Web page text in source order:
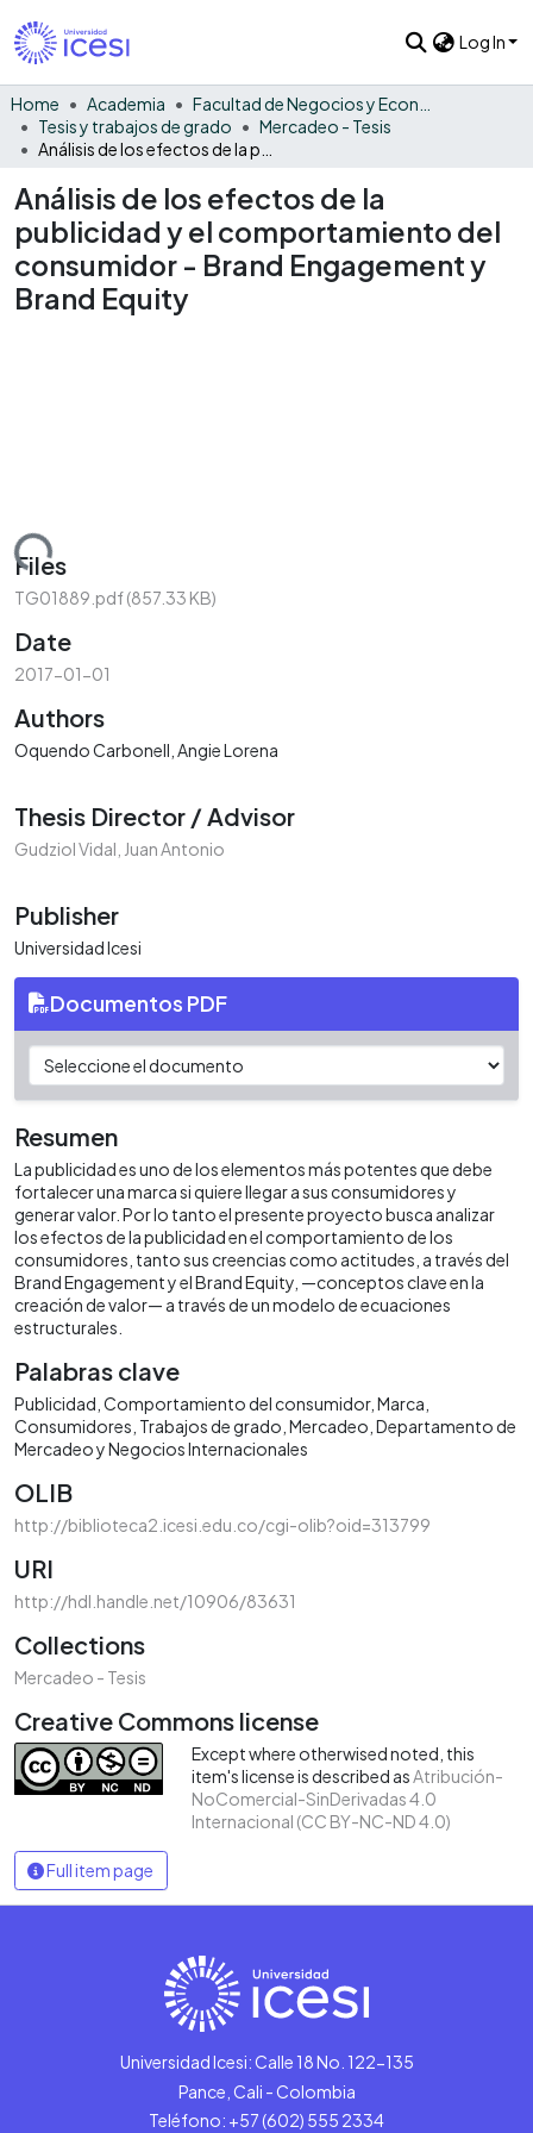
Log In
Home Academia
Tesis y trabajos de grado
Mercadeo - Tesis
Análisis de los efectos de la
publicidad y el comportamiento del
consumidor - Brand Engagement y
Brand Equity
Files
TG01889.pdf(857.33 KB)
Date
2017-01-01
Authors
Oquendo Carbonell, Angie Lorena
Thesis Director / Advisor
Gudziol Vidal, Juan Antonio
Publisher
Universidad Icesi
Documentos PDF
Resumen
La publicidad es uno de los elementos más potentes que debe
fortalecer una marca si quiere llegar a sus consumidores y
generar valor. Por lo tanto el presente proyecto busca analizar
los efectos de la publicidad en el comportamiento de los
consumidores, tanto sus creencias como actitudes, a través del
Brand Engagement y el Brand Equity, —conceptos clave en la
creación de valor— a través de un modelo de ecuaciones
estructurales.
Palabras clave
Publicidad Comportamiento del consumidor Marca
Consumidores Trabajos de grado Mercadeo Departamento de
Mercadeo y Negocios Internacionales
OLIB
http://biblioteca2.icesi.edu.co/cgi-olib?oid=313799
URI
http://hdl.handle.net/10906/83631
Collections
Mercadeo - Tesis
Creative Commons license
Except where otherwised noted, this
item's license is described asAtribución-
NoComercial-SinDerivadas 4.0
Internacional (CC BY-NC-ND 4.0)
Full item page
Universidad Icesi: Calle 18 No. 122-135
Pance, Cali - Colombia
Teléfono: +57 (602) 555 2334